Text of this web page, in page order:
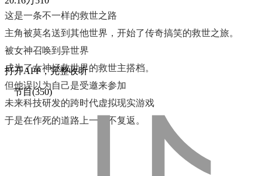
这是一条不一样的救世之路
主角被莫名送到其他世界，开始了传奇搞笑的救世之旅。
被女神召唤到异世界
成为了女神拯救世界的救世主搭档。
但他误以为自己是受邀来参加
未来科技研发的跨时代虚拟现实游戏
于是在作死的道路上一去不复返。
打开APP，完整收听
节目(350)